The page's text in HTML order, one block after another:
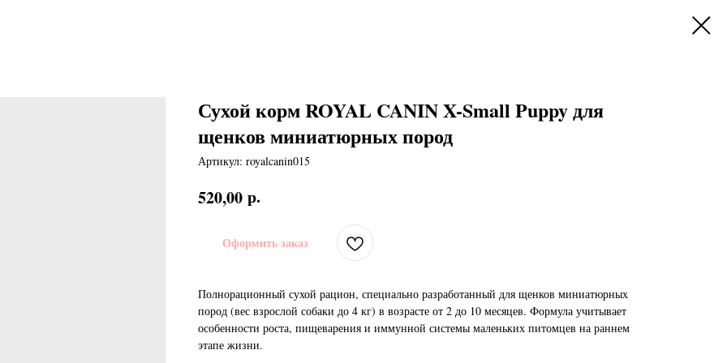
Сухой корм ROYAL CANIN X-Small Puppy для
щенков миниатюрных пород
Артикул: royalcanin015
520,00 р.
Оформить заказ
Полнорационный сухой рацион, специально разработанный для щенков миниатюрных
пород (вес взрослой собаки до 4 кг) в возрасте от 2 до 10 месяцев. Формула учитывает
особенности роста, пищеварения и иммунной системы маленьких питомцев на раннем
этапе жизни.